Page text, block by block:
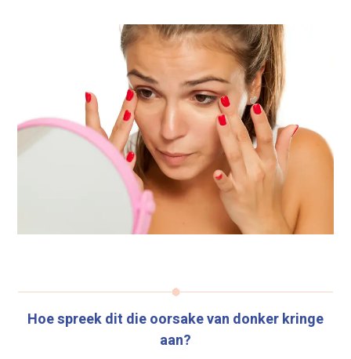
Hoe spreek dit die oorsake van donker kringe
aan?